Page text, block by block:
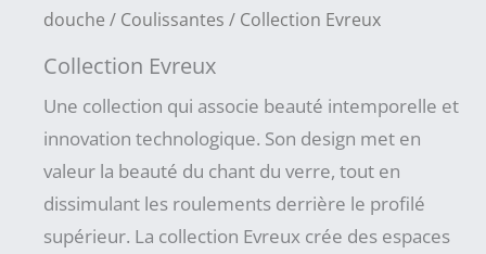
douche / Coulissantes / Collection Evreux
Collection Evreux
Une collection qui associe beauté intemporelle et
innovation technologique. Son design met en
valeur la beauté du chant du verre, tout en
dissimulant les roulements derrière le profilé
supérieur. La collection Evreux crée des espaces